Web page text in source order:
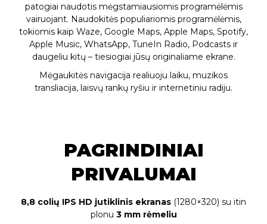
patogiai naudotis mėgstamiausiomis programėlėmis
vairuojant. Naudokitės populiariomis programėlėmis,
tokiomis kaip Waze, Google Maps, Apple Maps, Spotify,
Apple Music, WhatsApp, TuneIn Radio, Podcasts ir
daugeliu kitų – tiesiogiai jūsų originaliame ekrane.
Mėgaukitės navigacija realiuoju laiku, muzikos
transliacija, laisvų rankų ryšiu ir internetiniu radiju.
PAGRINDINIAI
PRIVALUMAI
8,8 colių IPS HD jutiklinis ekranas (1280×320) su itin
plonu 3 mm rėmeliu